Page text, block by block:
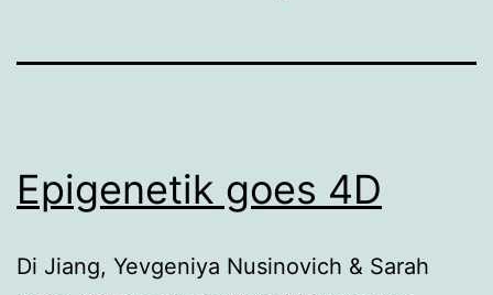
Epigenetik goes 4D
Di Jiang, Yevgeniya Nusinovich & Sarah